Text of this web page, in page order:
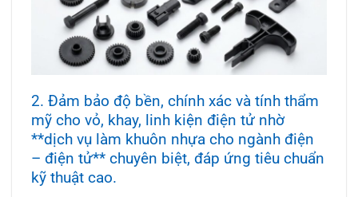
2. Đảm bảo độ bền, chính xác và tính thẩm
mỹ cho vỏ, khay, linh kiện điện tử nhờ
**dịch vụ làm khuôn nhựa cho ngành điện
– điện tử** chuyên biệt, đáp ứng tiêu chuẩn
kỹ thuật cao.